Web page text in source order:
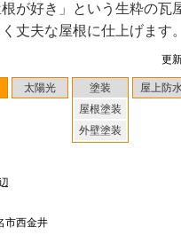
更
太陽光
塗装
屋根塗装
外壁塗装
屋上防
市西金井
が好き」という生粋の瓦
丈夫な屋根に仕上げます。